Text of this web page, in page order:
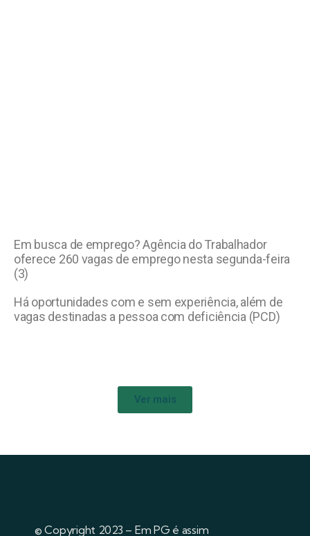
Em busca de emprego? Agência do Trabalhador
oferece 260 vagas de emprego nesta segunda-feira
(3)
Há oportunidades com e sem experiência, além de
vagas destinadas a pessoa com deficiência (PCD)
Ver mais
© Copyright 2023 – Em PG é assim